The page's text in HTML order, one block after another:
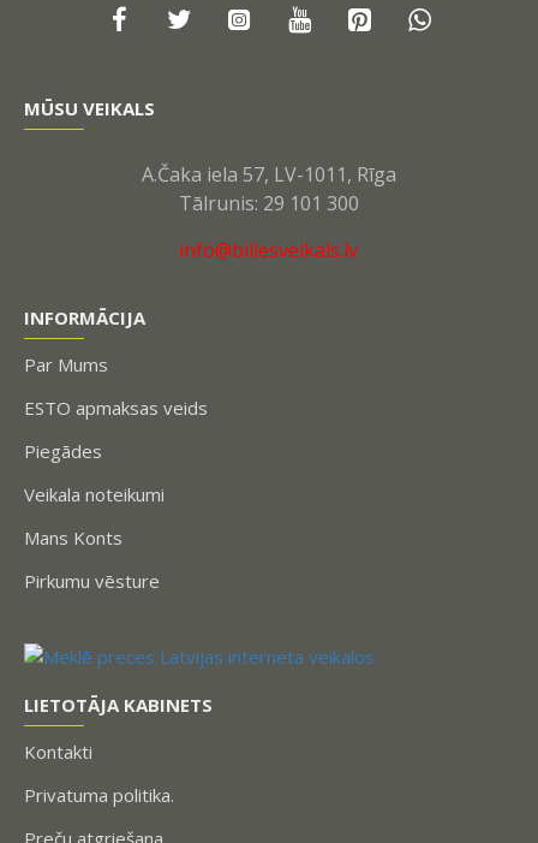
MŪSU VEIKALS
A.Čaka iela 57, LV-1011, Rīga
Tālrunis: 29 101 300
info@billesveikals.lv
INFORMĀCIJA
Par Mums
ESTO apmaksas veids
Piegādes
Veikala noteikumi
Mans Konts
Pirkumu vēsture
LIETOTĀJA KABINETS
Kontakti
Privatuma politika.
Preču atgriešana